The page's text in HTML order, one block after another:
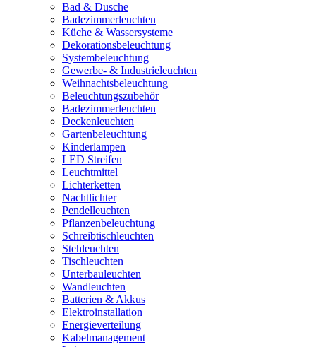
Bad & Dusche
Badezimmerleuchten
Küche & Wassersysteme
Dekorationsbeleuchtung
Systembeleuchtung
Gewerbe- & Industrieleuchten
Weihnachtsbeleuchtung
Beleuchtungszubehör
Badezimmerleuchten
Deckenleuchten
Gartenbeleuchtung
Kinderlampen
LED Streifen
Leuchtmittel
Lichterketten
Nachtlichter
Pendelleuchten
Pflanzenbeleuchtung
Schreibtischleuchten
Stehleuchten
Tischleuchten
Unterbauleuchten
Wandleuchten
Batterien & Akkus
Elektroinstallation
Energieverteilung
Kabelmanagement